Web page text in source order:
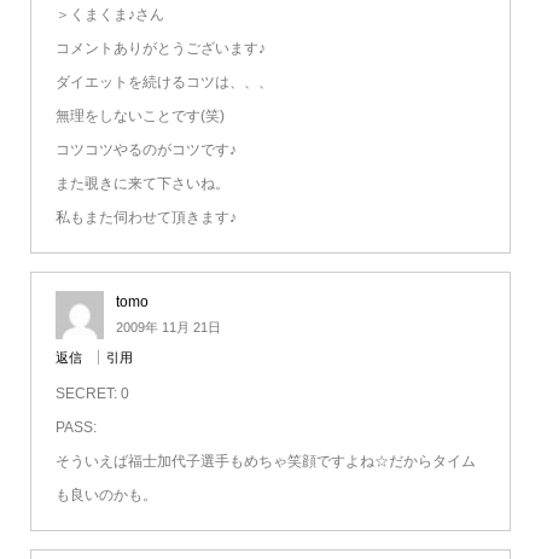
＞くまくま♪さん
コメントありがとうございます♪
ダイエットを続けるコツは、、、
無理をしないことです(笑)
コツコツやるのがコツです♪
また覗きに来て下さいね。
私もまた伺わせて頂きます♪
tomo
2009年 11月 21日
返信 引用
SECRET: 0
PASS:
そういえば福士加代子選手もめちゃ笑顔ですよね☆だからタイム
も良いのかも。